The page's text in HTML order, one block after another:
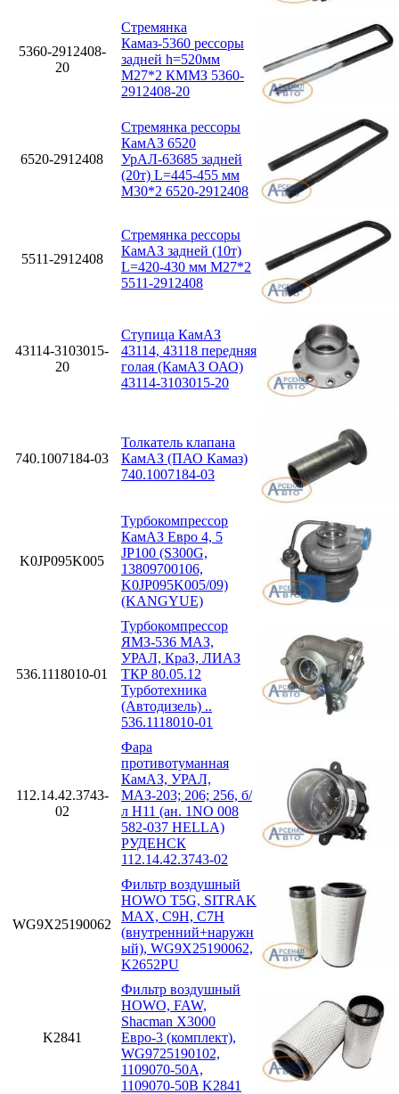
5360-2912408-
20
Стремянка
Камаз-5360 рессоры
задней h=520мм
М27*2 КММЗ 5360-
2912408-20
6520-2912408
Стремянка рессоры
КамАЗ 6520
УрАЛ-63685 задней
(20т) L=445-455 мм
М30*2 6520-2912408
5511-2912408
Стремянка рессоры
КамАЗ задней (10т)
L=420-430 мм М27*2
5511-2912408
43114-3103015-
20
Ступица КамАЗ
43114, 43118 передняя
голая (КамАЗ ОАО)
43114-3103015-20
740.1007184-03
Толкатель клапана
КамАЗ (ПАО Камаз)
740.1007184-03
K0JP095K005
Турбокомпрессор
КамАЗ Евро 4, 5
JP100 (S300G,
13809700106,
K0JP095K005/09)
(KANGYUE)
536.1118010-01
Турбокомпрессор
ЯМЗ-536 МАЗ,
УРАЛ, КраЗ, ЛИАЗ
ТКР 80.05.12
Турботехника
(Автодизель) ..
536.1118010-01
112.14.42.3743-
02
Фара
противотуманная
КамАЗ, УРАЛ,
МАЗ-203; 206; 256, б/
л H11 (ан. 1NO 008
582-037 HELLA)
РУДЕНСК
112.14.42.3743-02
WG9X25190062
Фильтр воздушный
HOWO T5G, SITRAK
MAX, C9H, C7H
(внутренний+наружн
ый), WG9X25190062,
K2652PU
K2841
Фильтр воздушный
HOWO, FAW,
Shacman X3000
Евро-3 (комплект),
WG9725190102,
1109070-50A,
1109070-50B K2841